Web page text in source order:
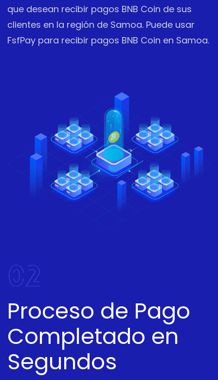
que desean recibir pagos BNB Coin de sus
clientes en la región de Samoa. Puede usar
FsfPay para recibir pagos BNB Coin en Samoa.
02
Proceso de Pago
Completado en
Segundos